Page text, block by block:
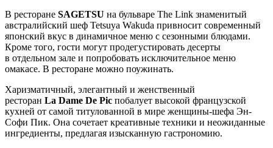
В ресторане SAGETSU на бульваре The Link знаменитый
австралийский шеф Tetsuya Wakuda привносит современный
японский вкус в динамичное меню с сезонными блюдами.
Кроме того, гости могут продегустировать десерты
в отдельном зале и попробовать исключительное меню
омакасе. В ресторане можно поужинать.
Харизматичный, элегантный и женственный
ресторан La Dame De Pic побалует высокой французской
кухней от самой титулованной в мире женщины-шефа Эн-
Софи Пик. Она сочетает креативные техники и неожиданные
ингредиенты, предлагая изысканную гастрономию.